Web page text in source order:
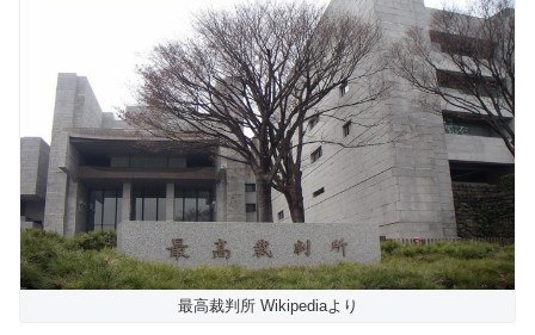
最高裁判所 Wikipediaより